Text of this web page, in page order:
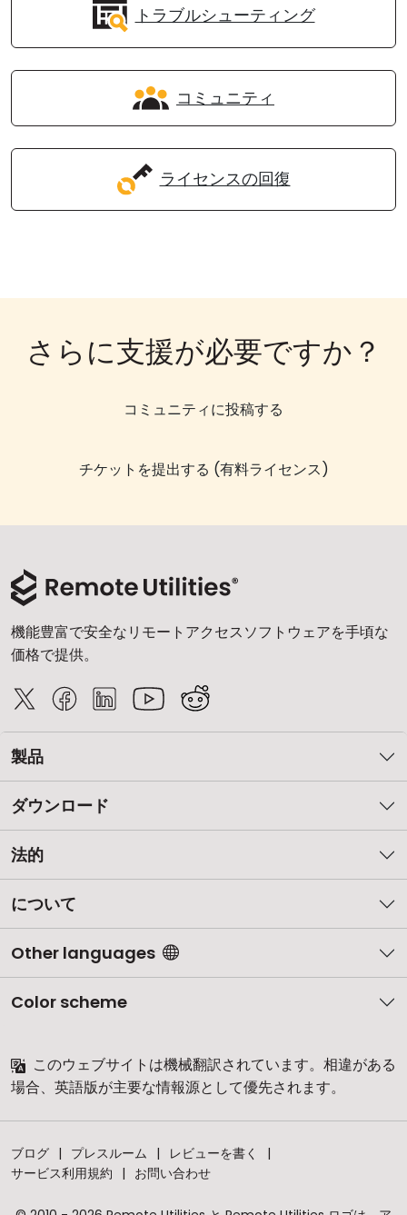
トラブルシューティング
コミュニティ
ライセンスの回復
さらに支援が必要ですか？
コミュニティに投稿する
チケットを提出する (有料ライセンス)
機能豊富で安全なリモートアクセスソフトウェアを手頃な
価格で提供。
製品
ダウンロード
法的
について
Other languages
Color scheme
このウェブサイトは機械翻訳されています。相違がある
場合、英語版が主要な情報源として優先されます。
ブログ プレスルーム
レビューを書く
サービス利用規約
お問い合わせ